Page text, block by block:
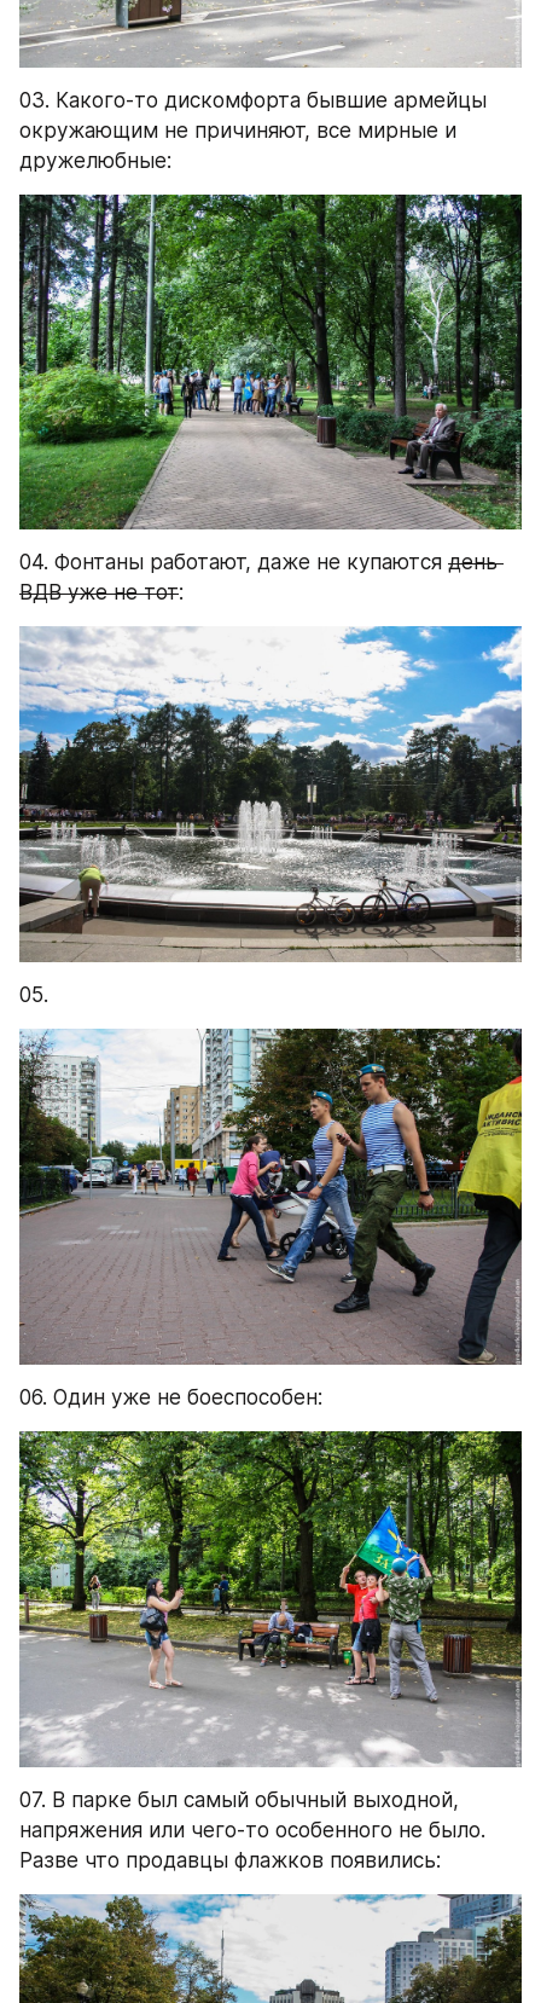
03. Какого-то дискомфорта бывшие армейцы
окружающим не причиняют, все мирные и
дружелюбные:
04. Фонтаны работают, даже не купаются день
ВДВ уже не тот:
05.
06. Один уже не боеспособен:
07. В парке был самый обычный выходной,
напряжения или чего-то особенного не было.
Разве что продавцы флажков появились: